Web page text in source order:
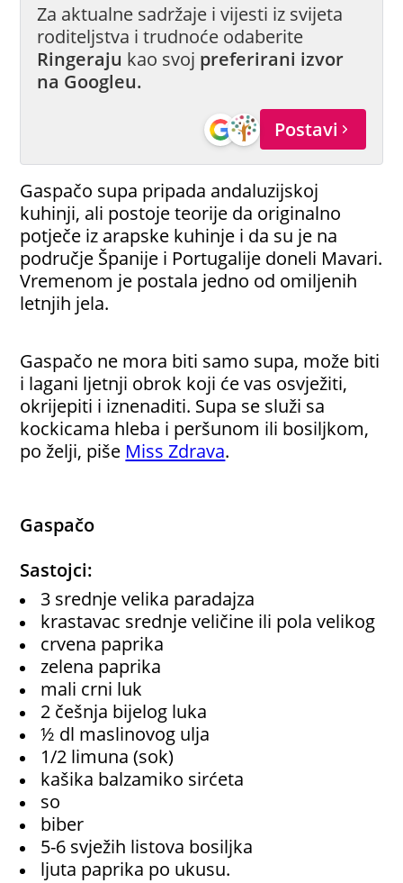
Za aktualne sadržaje i vijesti iz svijeta
roditeljstva i trudnoće odaberite
Ringeraju kao svoj preferirani izvor
na Googleu.
Postavi
Gaspačo supa pripada andaluzijskoj
kuhinji, ali postoje teorije da originalno
potječe iz arapske kuhinje i da su je na
područje Španije i Portugalije doneli Mavari.
Vremenom je postala jedno od omiljenih
letnjih jela.
Gaspačo ne mora biti samo supa, može biti
i lagani ljetnji obrok koji će vas osvježiti,
okrijepiti i iznenaditi. Supa se služi sa
kockicama hleba i peršunom ili bosiljkom,
po želji, piše Miss Zdrava.
Gaspačo
Sastojci:
3 srednje velika paradajza
krastavac srednje veličine ili pola velikog
crvena paprika
zelena paprika
mali crni luk
2 češnja bijelog luka
½ dl maslinovog ulja
1/2 limuna (sok)
kašika balzamiko sirćeta
so
biber
5-6 svježih listova bosiljka
ljuta paprika po ukusu.